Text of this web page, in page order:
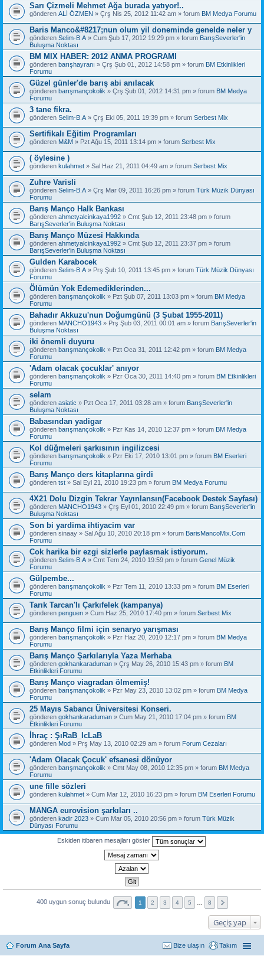
Sarı Çizmeli Mehmet Ağa burada yatıyor!..
gönderen ALİ ÖZMEN » Çrş Nis 25, 2012 11:42 am » forum BM Medya Forumu
Baris Manco&#8217;nun olum yil doneminde genelde neler y
gönderen Selim-B.A » Cum Şub 17, 2012 19:29 pm » forum BarışSeverler'in
Buluşma Noktası
BM MIX HABER: 2012 ANMA PROGRAMI
gönderen barışhayranı » Çrş Şub 01, 2012 14:58 pm » forum BM Etkinlikleri
Forumu
Güzel günler'de barış abi anılacak
gönderen barışmançokolik » Çrş Şub 01, 2012 14:31 pm » forum BM Medya
Forumu
3 tane fikra.
gönderen Selim-B.A » Çrş Eki 05, 2011 19:39 pm » forum Serbest Mix
Sertifikalı Eğitim Programları
gönderen M&M » Pzt Ağu 15, 2011 13:14 pm » forum Serbest Mix
( öylesine )
gönderen kulahmet » Sal Haz 21, 2011 04:49 am » forum Serbest Mix
Zuhre Varisli
gönderen Selim-B.A » Çrş Mar 09, 2011 16:26 pm » forum Türk Müzik Dünyası
Forumu
Barış Manço Halk Bankası
gönderen ahmetyalcinkaya1992 » Cmt Şub 12, 2011 23:48 pm » forum
BarışSeverler'in Buluşma Noktası
Barış Manço Müzesi Hakkında
gönderen ahmetyalcinkaya1992 » Cmt Şub 12, 2011 23:37 pm » forum
BarışSeverler'in Buluşma Noktası
Gulden Karabocek
gönderen Selim-B.A » Prş Şub 10, 2011 13:45 pm » forum Türk Müzik Dünyası
Forumu
Ölümün Yok Edemediklerinden...
gönderen barışmançokolik » Pzt Şub 07, 2011 13:03 pm » forum BM Medya
Forumu
Bahadır Akkuzu'nun Doğumgünü (3 Şubat 1955-2011)
gönderen MANCHO1943 » Prş Şub 03, 2011 00:01 am » forum BarışSeverler'in
Buluşma Noktası
iki önemli duyuru
gönderen barışmançokolik » Pzt Oca 31, 2011 12:42 pm » forum BM Medya
Forumu
'Adam olacak çocuklar' anıyor
gönderen barışmançokolik » Pzr Oca 30, 2011 14:40 pm » forum BM Etkinlikleri
Forumu
selam
gönderen asiatic » Pzt Oca 17, 2011 03:28 am » forum BarışSeverler'in
Buluşma Noktası
Babasından yadigar
gönderen barışmançokolik » Pzr Kas 14, 2010 12:37 pm » forum BM Medya
Forumu
Kol düğmeleri şarkısının ingilizcesi
gönderen barışmançokolik » Pzr Eki 17, 2010 13:01 pm » forum BM Eserleri
Forumu
Barış Manço ders kitaplarına girdi
gönderen tst » Sal Eyl 21, 2010 19:23 pm » forum BM Medya Forumu
4X21 Dolu Dizgin Tekrar Yayınlansın(Facebook Destek Sayfası)
gönderen MANCHO1943 » Çrş Eyl 01, 2010 22:49 pm » forum BarışSeverler'in
Buluşma Noktası
Son bi yardima ihtiyacim var
gönderen sinaay » Sal Ağu 10, 2010 20:18 pm » forum BarisMancoMix.Com
Forumu
Cok harika bir ezgi sizlerle paylasmak istiyorum.
gönderen Selim-B.A » Cmt Tem 24, 2010 19:59 pm » forum Genel Müzik
Forumu
Gülpembe...
gönderen barışmançokolik » Pzr Tem 11, 2010 13:33 pm » forum BM Eserleri
Forumu
Tarık Tarcan'lı Çarkıfelek (kampanya)
gönderen penguen » Cum Haz 25, 2010 17:40 pm » forum Serbest Mix
Barış Manço filmi için senaryo yarışması
gönderen barışmançokolik » Pzr Haz 20, 2010 12:17 pm » forum BM Medya
Forumu
Barış Manço Şarkılarıyla Yaza Merhaba
gönderen gokhankaraduman » Çrş May 26, 2010 15:43 pm » forum BM
Etkinlikleri Forumu
Barış Manço viagradan ölmemiş!
gönderen barışmançokolik » Pzr May 23, 2010 13:02 pm » forum BM Medya
Forumu
25 Mayıs Sabancı Üniversitesi Konseri.
gönderen gokhankaraduman » Cum May 21, 2010 17:04 pm » forum BM
Etkinlikleri Forumu
İhraç : ŞıRaB_IcLaB
gönderen Mod » Prş May 13, 2010 02:29 am » forum Forum Cezaları
'Adam Olacak Çocuk' efsanesi dönüyor
gönderen barışmançokolik » Cmt May 08, 2010 12:35 pm » forum BM Medya
Forumu
une fille sözleri
gönderen kulahmet » Cum Mar 12, 2010 16:23 pm » forum BM Eserleri Forumu
MANGA eurovision şarkıları ..
gönderen kadir 2023 » Cum Mar 05, 2010 20:56 pm » forum Türk Müzik
Dünyası Forumu
Eskiden itibaren mesajları göster
400 uygun sonuç bulundu 1 2 3 4 5 8
Geçiş yap
Forum Ana Sayfa Takım
Bize ulaşın